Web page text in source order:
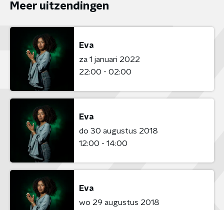
Meer uitzendingen
Eva
za 1 januari 2022
22:00 - 02:00
Eva
do 30 augustus 2018
12:00 - 14:00
Eva
wo 29 augustus 2018